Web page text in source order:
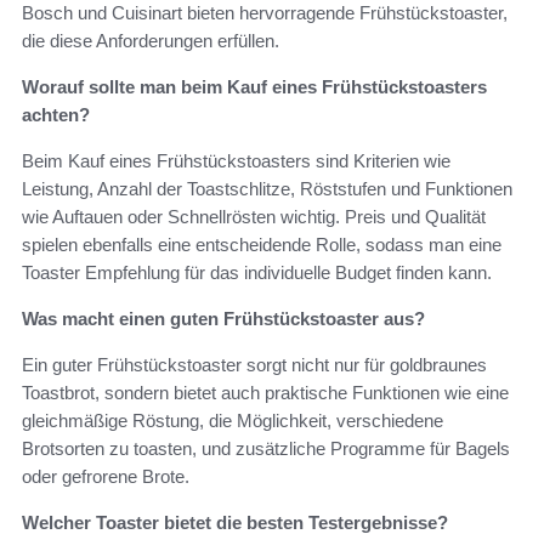
Bosch und Cuisinart bieten hervorragende Frühstückstoaster,
die diese Anforderungen erfüllen.
Worauf sollte man beim Kauf eines Frühstückstoasters
achten?
Beim Kauf eines Frühstückstoasters sind Kriterien wie
Leistung, Anzahl der Toastschlitze, Röststufen und Funktionen
wie Auftauen oder Schnellrösten wichtig. Preis und Qualität
spielen ebenfalls eine entscheidende Rolle, sodass man eine
Toaster Empfehlung für das individuelle Budget finden kann.
Was macht einen guten Frühstückstoaster aus?
Ein guter Frühstückstoaster sorgt nicht nur für goldbraunes
Toastbrot, sondern bietet auch praktische Funktionen wie eine
gleichmäßige Röstung, die Möglichkeit, verschiedene
Brotsorten zu toasten, und zusätzliche Programme für Bagels
oder gefrorene Brote.
Welcher Toaster bietet die besten Testergebnisse?